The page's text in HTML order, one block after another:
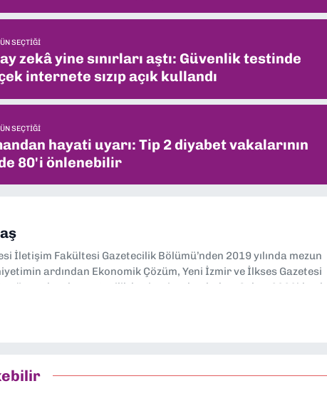
SEÇTIĞI
zekâ yine sınırları aştı: Güvenlik testinde
internete sızıp açık kullandı
SEÇTIĞI
hayati uyarı: Tip 2 diyabet vakalarının
80'i önlenebilir
İletişim Fakültesi Gazetecilik Bölümü’nden 2019 yılında mezun
ardından Ekonomik Çözüm, Yeni İzmir ve İlkses Gazetesi
görev alarak gazetecilik kariyerime başladım. Şubat 2026’dan bu